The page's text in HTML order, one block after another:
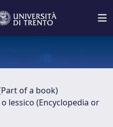
of a book)
lessico (Encyclopedia or